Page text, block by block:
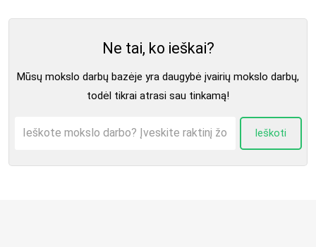
Ne tai, ko ieškai?
Mūsų mokslo darbų bazėje yra daugybė įvairių mokslo darbų,
todėl tikrai atrasi sau tinkamą!
Ieškoti